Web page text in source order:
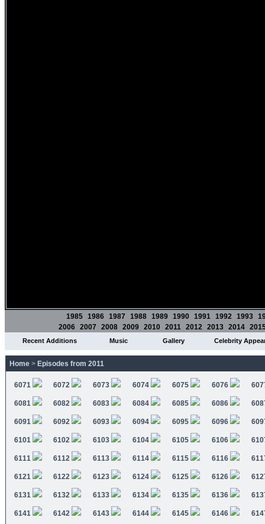
1985 1986 1987 1988 1989 1990 1991 1992 1993
2006 2007 2008 2009 2010 2011 2012 2013 2014
Recent Additions Music Gallery Celebrity
Home > Episodes from 2011
6071 6072 6073 6074 6075 6076
6081 6082 6083 6084 6085 6086
6091 6092 6093 6094 6095 6096
6101 6102 6103 6104 6105 6106
6111 6112 6113 6114 6115 6116
6121 6122 6123 6124 6125 6126
6131 6132 6133 6134 6135 6136
6141 6142 6143 6144 6145 6146